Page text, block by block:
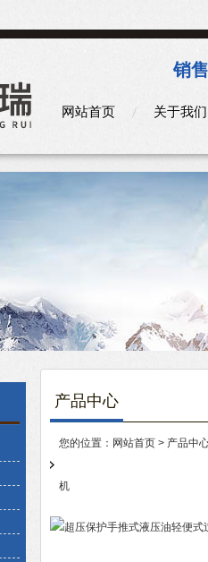
销
网站首页 关于我们
产品中心
您的位置： 网站首页 > 产品中
机